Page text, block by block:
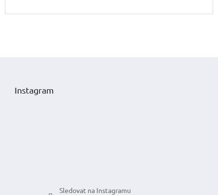
Instagram
Sledovat na Instagramu